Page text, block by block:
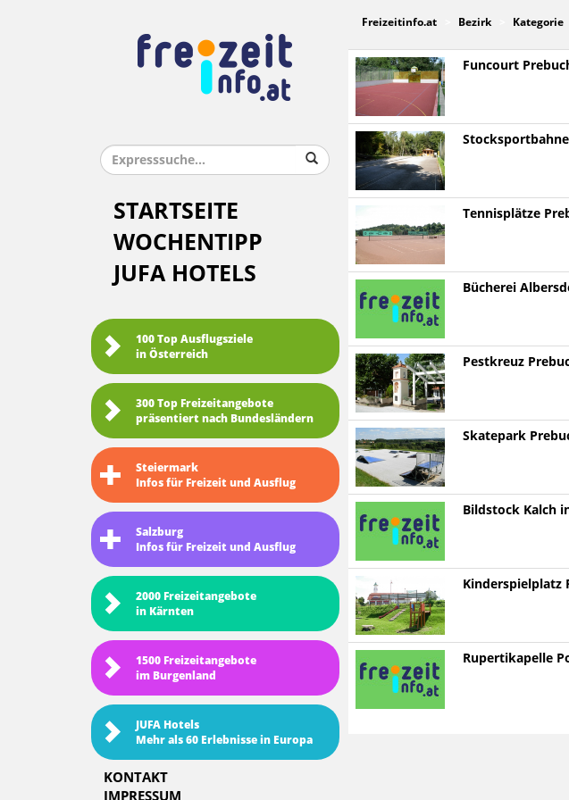
STARTSEITE
WOCHENTIPP
JUFA HOTELS
100 Top Ausflugsziele
in Österreich
300 Top Freizeitangebote
präsentiert nach Bundesländern
Steiermark
Infos für Freizeit und Ausflug
Salzburg
Infos für Freizeit und Ausflug
2000 Freizeitangebote
in Kärnten
1500 Freizeitangebote
im Burgenland
JUFA Hotels
Mehr als 60 Erlebnisse in Europa
KONTAKT
IMPRESSUM
Freizeitinfo.at Bezirk Kategorie
Funcourt
Tennisplätze
Bücherei
Pestkreuz
Skatepark
Bildstock Kalch
Kinderspielplatz
Rupertikapelle